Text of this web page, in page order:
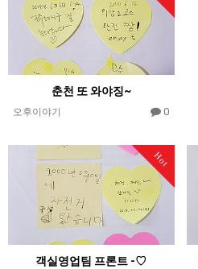
춘천 또 와야징~
오후이야기 0
Hot
객실영업팀 프론트 -♡